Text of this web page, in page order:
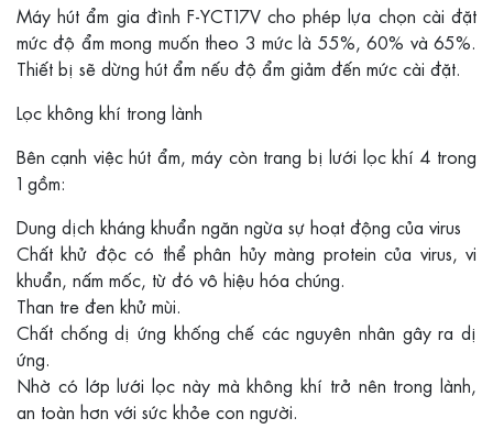
Máy hút ẩm gia đình F-YCT17V cho phép lựa chọn cài đặt
mức độ ẩm mong muốn theo 3 mức là 55%, 60% và 65%.
Thiết bị sẽ dừng hút ẩm nếu độ ẩm giảm đến mức cài đặt.
Lọc không khí trong lành
Bên cạnh việc hút ẩm, máy còn trang bị lưới lọc khí 4 trong
1 gồm:
Dung dịch kháng khuẩn ngăn ngừa sự hoạt động của virus
Chất khử độc có thể phân hủy màng protein của virus, vi
khuẩn, nấm mốc, từ đó vô hiệu hóa chúng.
Than tre đen khử mùi.
Chất chống dị ứng khống chế các nguyên nhân gây ra dị
ứng.
Nhờ có lớp lưới lọc này mà không khí trở nên trong lành,
an toàn hơn với sức khỏe con người.